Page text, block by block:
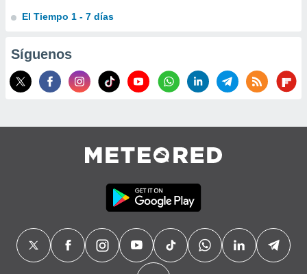
publicidad
publicidad
de
1199
El Tiempo 1 - 7 días
Síguenos